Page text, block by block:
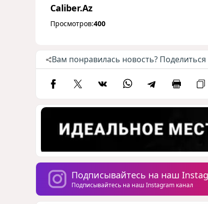
Caliber.Az
Просмотров:400
Вам понравилась новость?
Подписывайтесь на наш
Подписывайтесь на наш Instagram канал